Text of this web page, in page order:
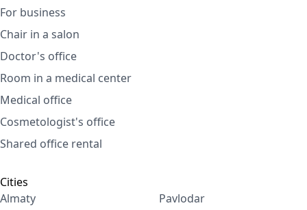
For business
Chair in a salon
Doctor's office
Room in a medical center
Medical office
Cosmetologist's office
Shared office rental
Cities
Almaty
Pavlodar